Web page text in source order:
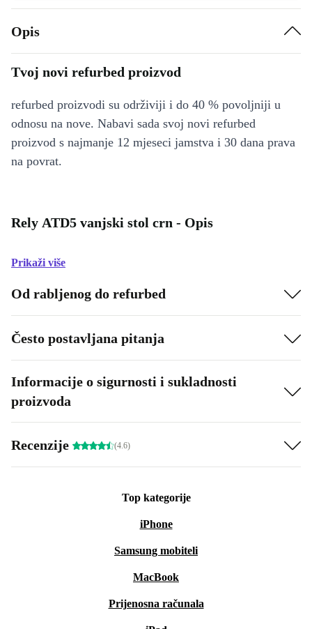
Opis
Tvoj novi refurbed proizvod
refurbed proizvodi su održiviji i do 40 % povoljniji u
odnosu na nove. Nabavi sada svoj novi refurbed
proizvod s najmanje 12 mjeseci jamstva i 30 dana prava
na povrat.
Rely ATD5 vanjski stol crn - Opis
Prikaži više
Od rabljenog do refurbed
Često postavljana pitanja
Informacije o sigurnosti i sukladnosti
proizvoda
Recenzije (4.6)
Top kategorije
iPhone
Samsung mobiteli
MacBook
Prijenosna računala